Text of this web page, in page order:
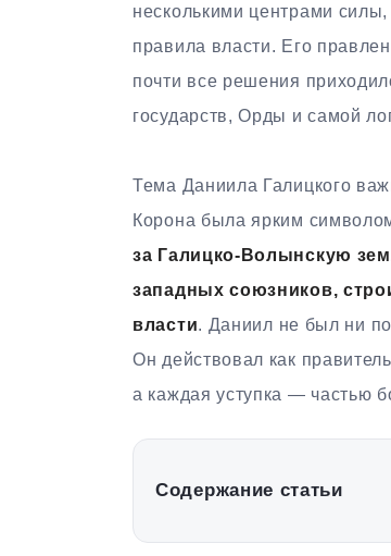
несколькими центрами
правила власти. Его
почти все решения
государств, Орды и самой
Тема Даниила Галицкого
Корона была ярким
за Галицко-Волынскую
западных союзников,
власти. Даниил не был ни
Он действовал как
а каждая уступка — частью
Содержание статьи